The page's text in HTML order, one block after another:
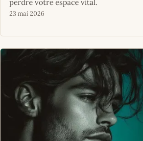
perdre votre espace vital.
23 mai 2026